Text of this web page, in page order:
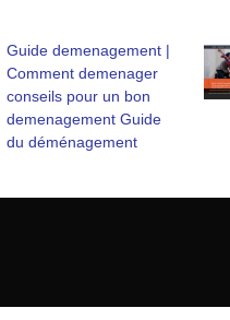
Guide demenage­ment |
Comment demenager
conseils pour un bon
demenage­ment Guide
du déménage­ment